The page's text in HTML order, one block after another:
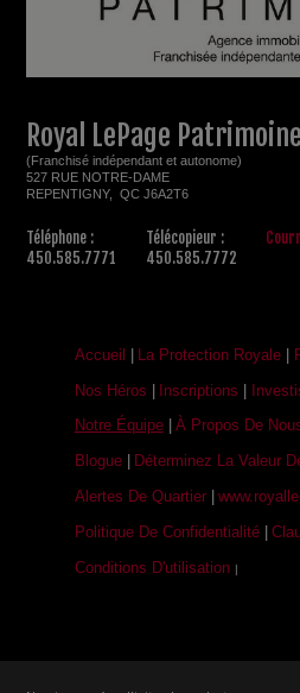
Royal LePage
(Franchisé indépendant et autonome)
527 RUE NOTRE-DAME
REPENTIGNY, QC J6A2T6
Téléphone :
450.585.7771
Télécopieur :
450.585.7772
Accueil La Protection Royale
Nos Héros | Inscriptions |
Notre Équipe
À Propos De
Blogue
Déterminez La Valeur
Alertes De Quartier
Politique De Confidentialité
Conditions D'utilisation |